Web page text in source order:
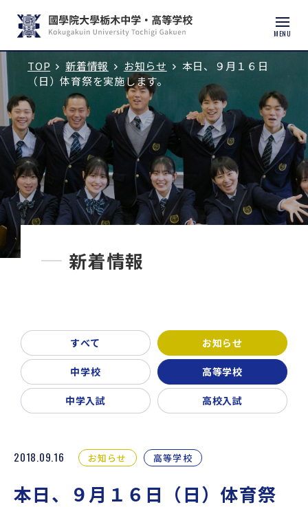
MENU
入試説明会・学校見学
学校紹介
中学校
高等学校
高校入試
お問い合わせ・資料請求
ご利用ガイド
リンク集
新着情報
TOP 新着情報 お知らせ
本日、９月１６日
（日）体育祭を実施します。
すべて お知らせ
中学校 高等学校
中学入試 高校入試
2018.09.16 お知らせ 高等学校
本日、９月１６日（日）体育祭